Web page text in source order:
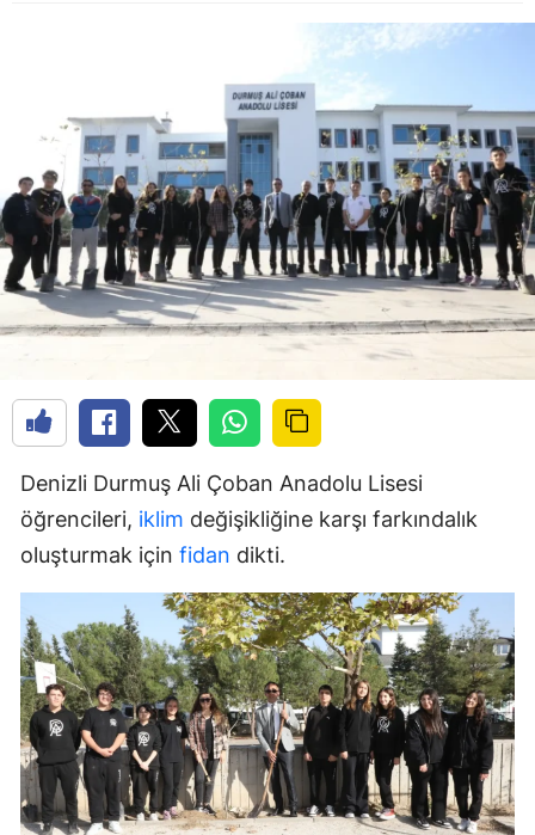
Denizli Durmuş Ali Çoban Anadolu Lisesi
öğrencileri, iklim değişikliğine karşı farkındalık
oluşturmak için fidan dikti.